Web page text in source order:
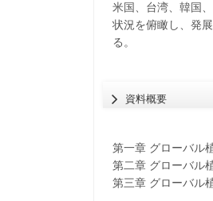
米国、台湾、韓国
状況を俯瞰し、発
る。
資料概要
第一章 グローバル
第二章 グローバル
第三章 グローバル